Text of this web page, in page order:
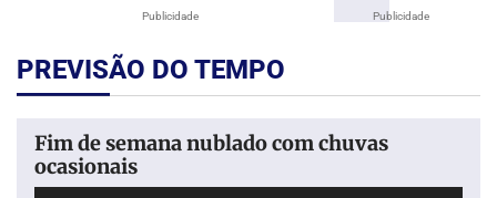
Publicidade Publicidade
PREVISÃO DO TEMPO
Fim de semana nublado com chuvas
ocasionais